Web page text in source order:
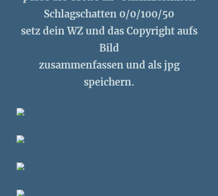
Schlagschatten 0/0/100/50
setz dein WZ und das Copyright aufs
Bild
zusammenfassen und als jpg
speichern.